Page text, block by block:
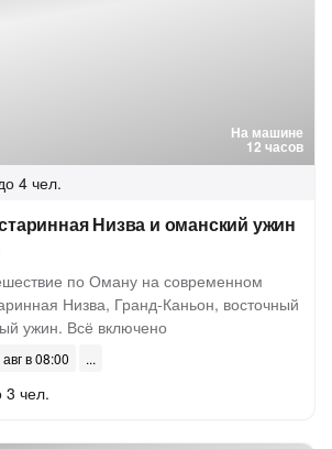
На машине
12 часов
4 чел.
Низва и оманский ужин
по Оману на современном
Низва, Гранд-Каньон, восточный
ужин. Всё включено
в 08:00
3 чел.